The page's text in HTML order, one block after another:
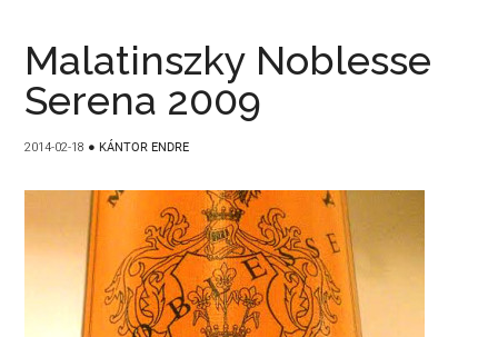
Malatinszky Noblesse
Serena 2009
2014-02-18 ● KÁNTOR ENDRE